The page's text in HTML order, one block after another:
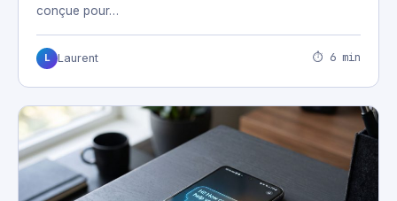
conçue pour…
L Laurent ⏱ 6 min